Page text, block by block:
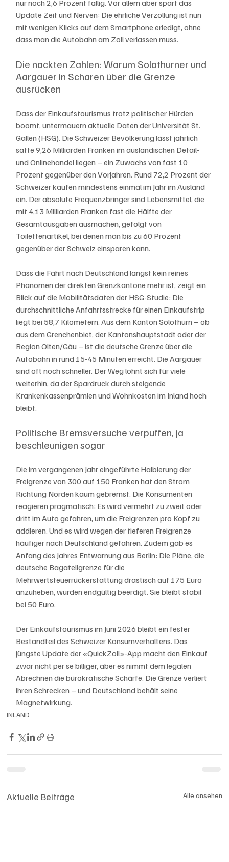
nur noch 2,6 Prozent fällig. Vor allem aber spart das
Update Zeit und Nerven: Die ehrliche Verzollung ist nun
mit wenigen Klicks auf dem Smartphone erledigt, ohne
dass man die Autobahn am Zoll verlassen muss.
Die nackten Zahlen: Warum Solothurner und
Aargauer in Scharen über die Grenze
ausrücken
Dass der Einkaufstourismus trotz politischer Hürden
boomt, untermauern aktuelle Daten der Universität St.
Gallen (HSG). Die Schweizer Bevölkerung lässt jährlich
satte 9,26 Milliarden Franken im ausländischen Detail-
und Onlinehandel liegen – ein Zuwachs von fast 10
Prozent gegenüber den Vorjahren. Rund 72,2 Prozent der
Schweizer kaufen mindestens einmal im Jahr im Ausland
ein. Der absolute Frequenzbringer sind Lebensmittel, die
mit 4,13 Milliarden Franken fast die Hälfte der
Gesamtausgaben ausmachen, gefolgt von
Toilettenartikel, bei denen man bis zu 60 Prozent
gegenüber der Schweiz einsparen kann.
Dass die Fahrt nach Deutschland längst kein reines
Phänomen der direkten Grenzkantone mehr ist, zeigt ein
Blick auf die Mobilitätsdaten der HSG-Studie: Die
durchschnittliche Anfahrtsstrecke für einen Einkaufstrip
liegt bei 58,7 Kilometern. Aus dem Kanton Solothurn – ob
aus dem Grenchenbiet, der Kantonshauptstadt oder der
Region Olten/Gäu – ist die deutsche Grenze über die
Autobahn in rund 15-45 Minuten erreicht. Die Aargauer
sind oft noch schneller. Der Weg lohnt sich für viele
weiterhin, da der Spardruck durch steigende
Krankenkassenprämien und Wohnkosten im Inland hoch
bleibt.
Politische Bremsversuche verpuffen, ja
beschleunigen sogar
Die im vergangenen Jahr eingeführte Halbierung der
Freigrenze von 300 auf 150 Franken hat den Strom
Richtung Norden kaum gebremst. Die Konsumenten
reagieren pragmatisch: Es wird vermehrt zu zweit oder
dritt im Auto gefahren, um die Freigrenzen pro Kopf zu
addieren. Und es wird wegen der tieferen Freigrenze
häufiger nach Deutschland gefahren. Zudem gab es
Anfang des Jahres Entwarnung aus Berlin: Die Pläne, die
deutsche Bagatellgrenze für die
Mehrwertsteuerrückerstattung drastisch auf 175 Euro
anzuheben, wurden endgültig beerdigt. Sie bleibt stabil
bei 50 Euro.
Der Einkaufstourismus im Juni 2026 bleibt ein fester
Bestandteil des Schweizer Konsumverhaltens. Das
jüngste Update der «QuickZoll»-App macht den Einkauf
zwar nicht per se billiger, aber es nimmt dem legalen
Abrechnen die bürokratische Schärfe. Die Grenze verliert
ihren Schrecken – und Deutschland behält seine
Magnetwirkung.
INLAND
Aktuelle Beiträge Alle ansehen